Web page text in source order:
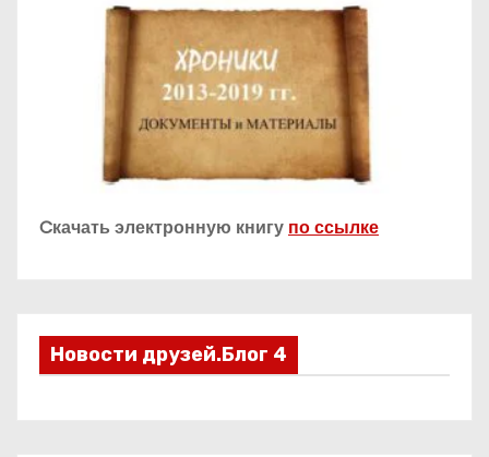
Cкачать электронную книгу по ссылке
Новости друзей.Блог 4